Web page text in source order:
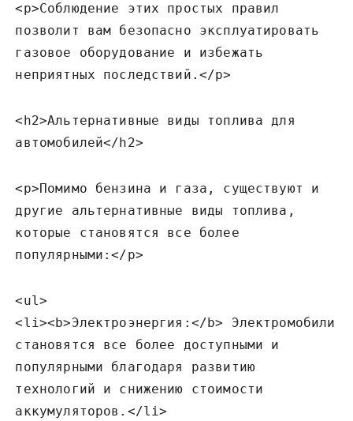
<p>Соблюдение этих простых правил
позволит вам безопасно эксплуатировать
газовое оборудование и избежать
неприятных последствий.</p>
<h2>Альтернативные виды топлива для
автомобилей</h2>
<p>Помимо бензина и газа‚ существуют и
другие альтернативные виды топлива‚
которые становятся все более
популярными:</p>
<ul>
<li><b>Электроэнергия:</b> Электромобили
становятся все более доступными и
популярными благодаря развитию
технологий и снижению стоимости
аккумуляторов.</li>